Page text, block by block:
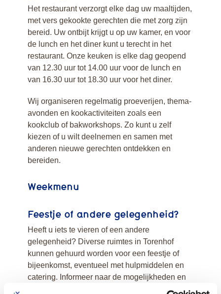
Het restaurant verzorgt elke dag uw maaltijden,
met vers gekookte gerechten die met zorg zijn
bereid. Uw ontbijt krijgt u op uw kamer, en voor
de lunch en het diner kunt u terecht in het
restaurant. Onze keuken is elke dag geopend
van 12.30 uur tot 14.00 uur voor de lunch en
van 16.30 uur tot 18.30 uur voor het diner.
Wij organiseren regelmatig proeverijen, thema-
avonden en kookactiviteiten zoals een
kookclub of bakworkshops. Zo kunt u zelf
kiezen of u wilt deelnemen en samen met
anderen nieuwe gerechten ontdekken en
bereiden.
Weekmenu
Feestje of andere gelegenheid?
Heeft u iets te vieren of een andere
gelegenheid? Diverse ruimtes in Torenhof
kunnen gehuurd worden voor een feestje of
bijeenkomst, eventueel met hulpmiddelen en
catering. Informeer naar de mogelijkheden en